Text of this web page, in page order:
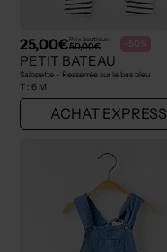
25,00€Prix boutique :
50,00€ -50%
PETIT BATEAU
Salopette - Resserrée sur le bas bleu
T : 6 M
ACHAT EXPRESS